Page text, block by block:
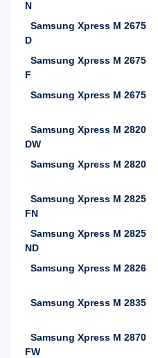
N
Samsung Xpress M 2675
D
Samsung Xpress M 2675
F
Samsung Xpress M 2675
Samsung Xpress M 2820
DW
Samsung Xpress M 2820
Samsung Xpress M 2825
FN
Samsung Xpress M 2825
ND
Samsung Xpress M 2826
Samsung Xpress M 2835
Samsung Xpress M 2870
FW